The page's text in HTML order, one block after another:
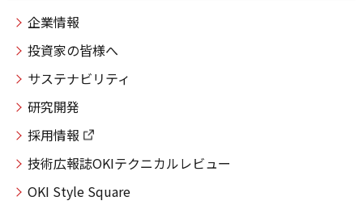
企業情報
投資家の皆様へ
サステナビリティ
研究開発
採用情報
技術広報誌OKIテクニカルレビュー
OKI Style Square